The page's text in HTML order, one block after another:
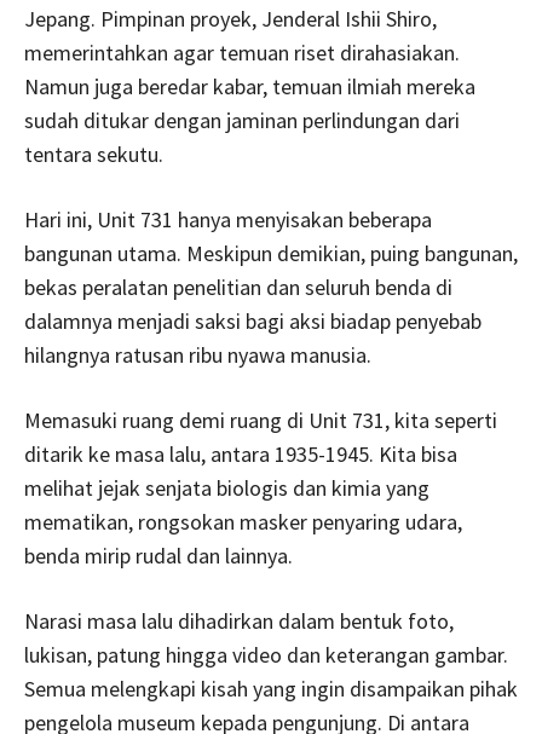
Jepang. Pimpinan proyek, Jenderal Ishii Shiro,
memerintahkan agar temuan riset dirahasiakan.
Namun juga beredar kabar, temuan ilmiah mereka
sudah ditukar dengan jaminan perlindungan dari
tentara sekutu.
Hari ini, Unit 731 hanya menyisakan beberapa
bangunan utama. Meskipun demikian, puing bangunan,
bekas peralatan penelitian dan seluruh benda di
dalamnya menjadi saksi bagi aksi biadap penyebab
hilangnya ratusan ribu nyawa manusia.
Memasuki ruang demi ruang di Unit 731, kita seperti
ditarik ke masa lalu, antara 1935-1945. Kita bisa
melihat jejak senjata biologis dan kimia yang
mematikan, rongsokan masker penyaring udara,
benda mirip rudal dan lainnya.
Narasi masa lalu dihadirkan dalam bentuk foto,
lukisan, patung hingga video dan keterangan gambar.
Semua melengkapi kisah yang ingin disampaikan pihak
pengelola museum kepada pengunjung. Di antara